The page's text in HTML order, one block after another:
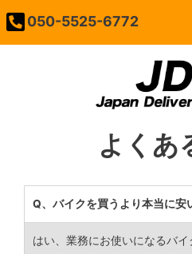
050-5525-6772
よくあ
Q、バイクを買うより本当に安
はい、業務にお使いになるバ